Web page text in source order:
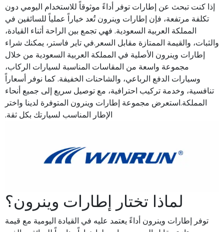
إذا كنت تبحث عن إطارات توفر أداءً موثوقاً للاستخدام اليومي دون
تكلفة مرتفعة، فإن إطارات وينرون تُعد خياراً عملياً للسائقين في
المملكة العربية السعودية. فهي تجمع بين الراحة أثناء القيادة،
والثبات، والقيمة الممتازة مقابل السعر.في تاير فاستر، يمكنك شراء
إطارات وينرون الأصلية في المملكة العربية السعودية من خلال
مجموعة واسعة من المقاسات المناسبة لسيارات الركاب،
وسيارات الدفع الرباعي، والشاحنات الخفيفة. كما نوفر أسعاراً
تنافسية، وخدمة تركيب احترافية، مع توصيل سريع إلى جميع أنحاء
المملكة.استعرض مجموعة إطارات وينرون المتوفرة لدينا واختر
الإطار المناسب لسيارتك بكل ثقة.
لماذا تختار إطارات وينرون؟
توفر إطارات وينرون أداءً يعتمد عليه في القيادة اليومية مع قيمة